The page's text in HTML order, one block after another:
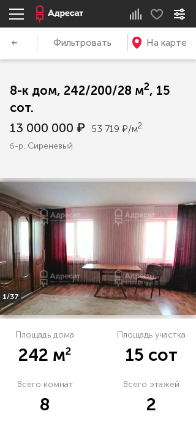
Фильтровать На карте
8-к дом, 242/200/28 м2, 15
сот.
13 000 000 ₽
53 719 ₽/м2
б-р. Сиреневый
1/37
Площадь дома
242 м2
Площадь участка
15 сот
Всего комнат
8
Всего этажей
2